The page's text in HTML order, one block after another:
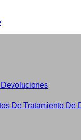
De Tratamiento De